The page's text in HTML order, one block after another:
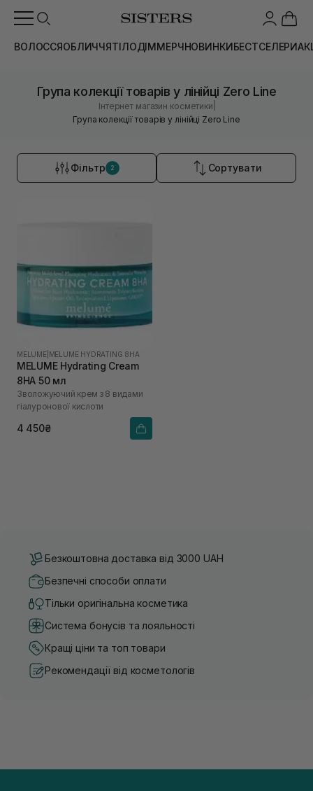
ВОЛОССЯОБЛИЧЧЯТІЛОДІММЕРЧНОВИНКИБЕСТСЕЛЕРИ
Група колекції товарів у лінійці Zero Line
Інтернет магазин косметики
Група колекції товарів у лінійці Zero Line
Фільтр 2 Сортувати
MELUME MELUME HYDRATING 8HA
MELUME Hydrating Cream
8HA 50 мл
Зволожуючий крем з 8 видами
гіалуронової кислоти
4 450₴
Безкоштовна доставка від 3000 UAH
Безпечні способи оплати
Тільки оригінальна косметика
Система бонусів та лояльності
Кращі ціни та топ товари
Рекомендації від косметологів